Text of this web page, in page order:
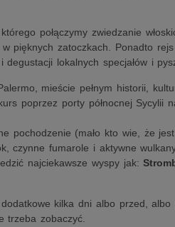
połączymy zwiedzanie
pięknych zatoczkach. Ponadto
degustacji lokalnych specjałów i
mieście pełnym historii,
poprzez porty północnej Sycylii
pochodzenie (mało kto wie, że
czynne fumarole i aktywne
najciekawsze wyspy jak:
kilka dni albo przed,
trzeba zobaczyć.